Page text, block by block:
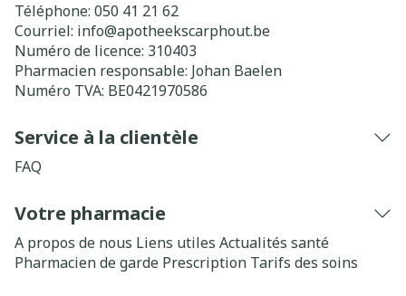
Téléphone: 050 41 21 62
Courriel: info@apotheekscarphout.be
Numéro de licence: 310403
Pharmacien responsable: Johan Baelen
Numéro TVA: BE0421970586
Service à la clientèle
FAQ
Votre pharmacie
A propos de nous Liens utiles Actualités santé
Pharmacien de garde Prescription Tarifs des soins